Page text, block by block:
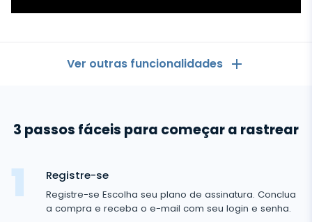
Ver outras funcionalidades
Registros de chamadas
Aplicativo para Ver Mensagens de Outro celular
Aplicativos de mensagens
Aplicativos de mensagens
Whatsapp
Mídia social
Mídia social
3 passos fáceis para começar a rastrear
Registre-se
Registre-se Escolha seu plano de assinatura. Conclua
a compra e receba o e-mail com seu login e senha.